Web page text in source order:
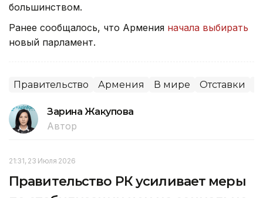
большинством.
Ранее сообщалось, что Армения начала выбирать
новый парламент.
Правительство Армения В мире Отставки
Зарина Жакупова
Автор
21:31, 23 Июля 2026
Правительство РК усиливает меры